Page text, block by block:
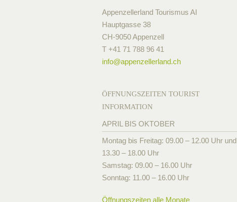
Appenzellerland Tourismus AI
Hauptgasse 38
CH-9050 Appenzell
T +41 71 788 96 41
info@appenzellerland.ch
ÖFFNUNGSZEITEN TOURIST
INFORMATION
APRIL BIS OKTOBER
Montag bis Freitag: 09.00 – 12.00 Uhr und
13.30 – 18.00 Uhr
Samstag: 09.00 – 16.00 Uhr
Sonntag: 11.00 – 16.00 Uhr
Öffnungszeiten alle Monate